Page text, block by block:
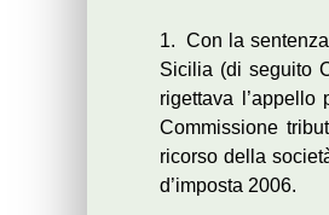
1. Con la
Sicilia (di seguito
rigettava
Commissione
ricorso della
d’imposta 2006.